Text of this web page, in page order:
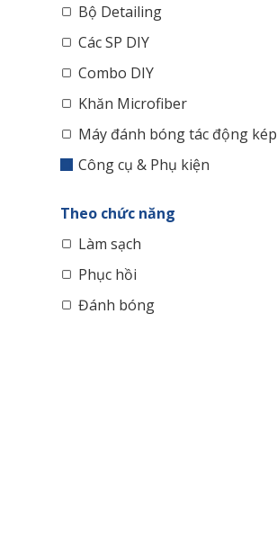
Bộ Detailing
Các SP DIY
Combo DIY
Khăn Microfiber
Máy đánh bóng tác động kép
Công cụ & Phụ kiện
Theo chức năng
Làm sạch
Phục hồi
Đánh bóng